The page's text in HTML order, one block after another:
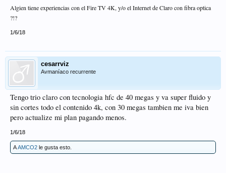
Algien tiene experiencias con el Fire TV 4K, y/o el Internet de Claro con fibra optica
?!?
1/6/18
cesarrviz
Avmaníaco recurrente
Tengo trio claro con tecnologia hfc de 40 megas y va super fluido y
sin cortes todo el contenido 4k, con 30 megas tambien me iva bien
pero actualize mi plan pagando menos.
1/6/18
AAMCO2 le gusta esto.